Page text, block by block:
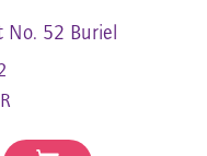
No. 52 Buriel